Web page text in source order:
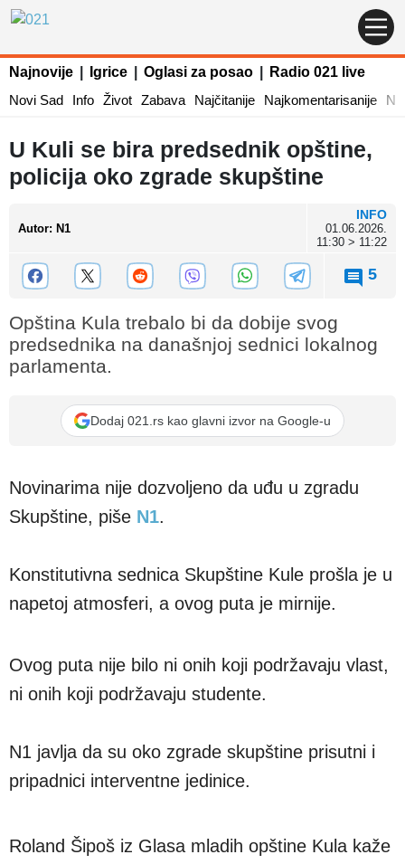
Najnovije Igrice Oglasi za posao
Radio 021 live
Novi Sad
Info Život Zabava Najčitanije Najkomentarisanije
U Kuli se bira predsednik opštine,
policija oko zgrade skupštine
Autor: N1
INFO
01.06.2026.
11:30 > 11:22
5
Opština Kula trebalo bi da dobije svog
predsednika na današnjoj sednici lokalnog
parlamenta.
Dodaj 021.rs kao glavni izvor na Google-u
Novinarima nije dozvoljeno da uđu u zgradu
Skupštine, piše N1.
Konstitutivna sednica Skupštine Kule prošla je u
napetoj atmosferi, a ovog puta je mirnije.
Ovog puta nije bilo ni onih koji podržavaju vlast,
ni onih koji podržavaju studente.
N1 javlja da su oko zgrade skupštine prisutni i
pripadnici interventne jedinice.
Roland Šipoš iz Glasa mladih opštine Kula kaže